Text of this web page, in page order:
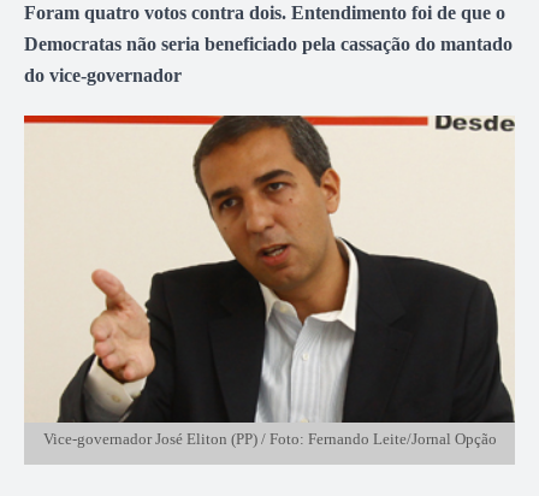
Foram quatro votos contra dois. Entendimento foi de que o
Democratas não seria beneficiado pela cassação do mantado
do vice-governador
Vice-governador José Eliton (PP) / Foto: Fernando Leite/Jornal Opção